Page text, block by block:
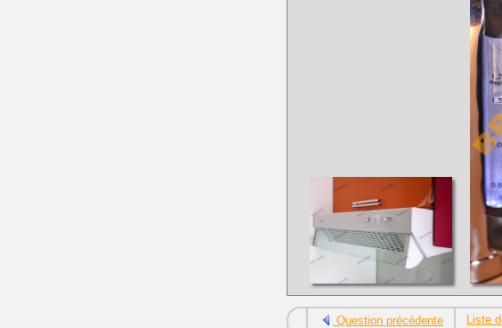
Question précédente Liste